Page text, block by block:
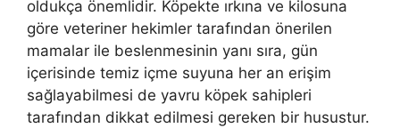
oldukça önemlidir. Köpekte ırkına ve kilosuna
göre veteriner hekimler tarafından önerilen
mamalar ile beslenmesinin yanı sıra, gün
içerisinde temiz içme suyuna her an erişim
sağlayabilmesi de yavru köpek sahipleri
tarafından dikkat edilmesi gereken bir husustur.